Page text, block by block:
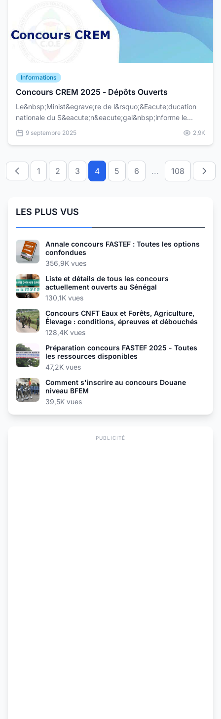
Informations
Concours CREM 2025 - Dépôts Ouverts
Le&nbsp;Minist&egrave;re de l&rsquo;&Eacute;ducation
nationale du S&eacute;n&eacute;gal&nbsp;informe le
public de l&rsquo;ouverture du&nbsp;Concours de
recrutem...
9 septembre 2025 2,9K
1 2 3 4 5 6 ... 108
LES PLUS VUS
Annale concours FASTEF : Toutes les options
confondues
356,9K vues
Liste et détails de tous les concours
actuellement ouverts au Sénégal
130,1K vues
Concours CNFT Eaux et Forêts, Agriculture,
Élevage : conditions, épreuves et débouchés
128,4K vues
Préparation concours FASTEF 2025 - Toutes
les ressources disponibles
47,2K vues
Comment s'inscrire au concours Douane
niveau BFEM
39,5K vues
PUBLICITÉ